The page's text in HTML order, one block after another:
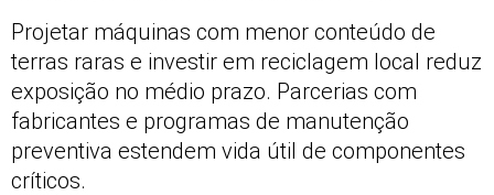
Projetar máquinas com menor conteúdo de
terras raras e investir em reciclagem local reduz
exposição no médio prazo. Parcerias com
fabricantes e programas de manutenção
preventiva estendem vida útil de componentes
críticos.